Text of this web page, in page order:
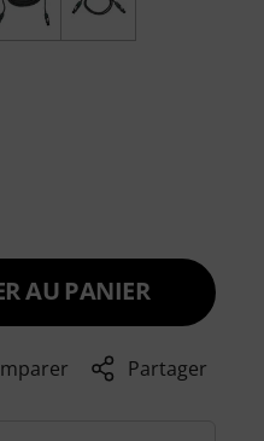
AU PANIER
Partager